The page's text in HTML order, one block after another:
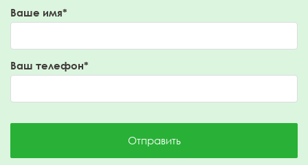
Ваше имя*
Ваш телефон*
Отправить